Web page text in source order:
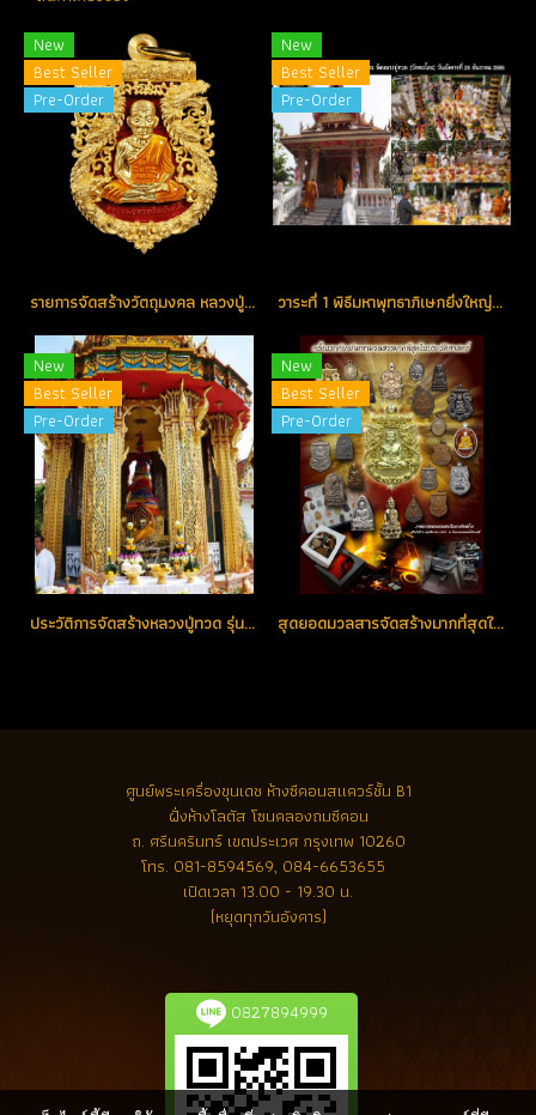
New
Best Seller
Pre-Order
รายการจัดสร้างวัตถุมงคล หลวงปู่ทวด รุ่น เจริญพร เลื่อนสมณศักดิ์
New
Best Seller
Pre-Order
วาระที่ 1 พิธีมหาพุทธาภิเษกยิ่งใหญ่ วันมหาฤกษ์ วันอังคารที่ 25 ธันวาคม 2555 ณ วัดพะโคะ จ.สงขลา
New
Best Seller
Pre-Order
ประวัติการจัดสร้างหลวงปู่ทวด รุ่น เจริญพร เลื่อนสมณศักดิ์ พิธีบวงสรวงดวงวิญญาณหลวงปู่ทวดและพระอาจารย์ทิม ณ วิหารและสถูปหลวงปู่ทวด ณ วัดช้างให้
New
Best Seller
Pre-Order
สุดยอดมวลสารจัดสร้างมากที่สุดในประวัติศาสตร์
ศูนย์พระเครื่องขุนเดช ห้างซีคอนสแควร์ชั้น B1
ฝั่งห้างโลตัส โซนคลองถมซีคอน
ถ. ศรีนครินทร์ เขตประเวศ กรุงเทพ 10260
โทร. 081-8594569, 084-6653655
เปิดเวลา 13.00 - 19.30 น.
(หยุดทุกวันอังคาร)
0827894999